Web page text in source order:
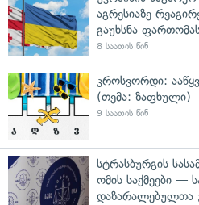
აგრესიაზე
გაუხსნა
8 საათის წინ
კროსვორდი:
(თემა: ზაფხული)
9 საათის წინ
სტრასბურგის
ომის საქმეები —
დაზარალებულთა